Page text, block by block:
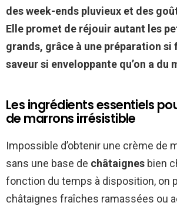
des week-ends pluvieux et des
Elle promet de réjouir autant les
grands, grâce à une préparation si
saveur si enveloppante qu’on a du
Les ingrédients essentiels
de marrons irrésistible
Impossible d’obtenir une crème de
sans une base de châtaignes bien
fonction du temps à disposition, on
châtaignes fraîches ramassées ou